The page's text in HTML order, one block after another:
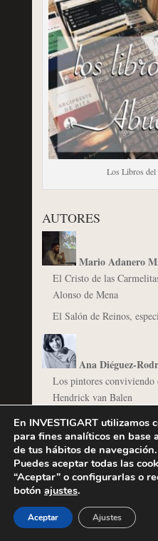
Los Libros
AUTORES
Mario Adanero
El Cristo de las
Alonso de Mena
El Salón de Reinos,
Ana Diéguez-
Los pintores conviviendo
Hendrick van Balen
Cuéntame un libro – Ana
España”
Alba Gómez de
Josefa de Óbidos y la
Luisa de Morales y María
En INVESTIGART utilizamos
para fines analíticos en
de tus hábitos de navegación.
Puedes aceptar todas las
“Aceptar” o configurarlas o
botón ajustes.
Aceptar Ajustes